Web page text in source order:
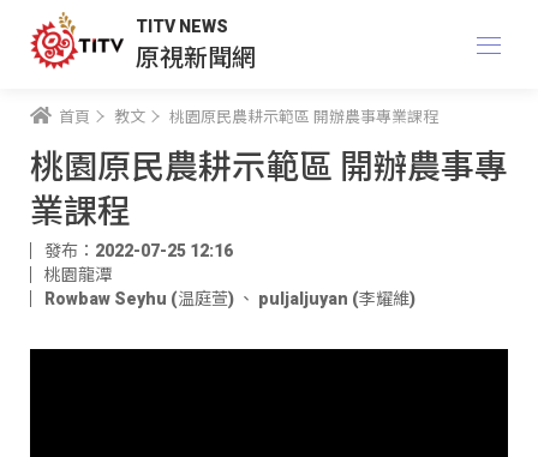
TITV NEWS
原視新聞網
首頁 教文 桃園原民農耕示範區 開辦農事專業課程
桃園原民農耕示範區 開辦農事專
業課程
發布：2022-07-25 12:16
桃園龍潭
Rowbaw Seyhu (温庭萱) 、 puljaljuyan (李耀維)